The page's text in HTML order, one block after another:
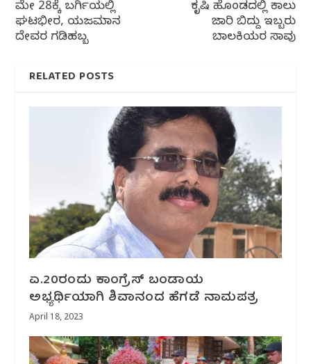
ಮೇ 28ಕ್ಕೆ ಬರ್ಗಿಯಲ್ಲಿ
ಘಟಭೀರ, ಯಜಮಾನ
ದೇವರ ಗಡಿಹಬ್ಬ
ಕೃಷಿ ಹೊಂಡದಲ್ಲಿ ಕಾಲು
ಜಾರಿ ಬಿದ್ದು ಇಬ್ಬರು
ಬಾಲಕಿಯರ ಸಾವು
RELATED POSTS
ಏ.20ರಂದು ಕಾಂಗ್ರೆಸ್ ಬಂಡಾಯ
ಅಭ್ಯರ್ಥಿಯಾಗಿ ಶಿವಾನಂದ ಹೆಗಡೆ ನಾಮಪತ್ರ
April 18, 2023